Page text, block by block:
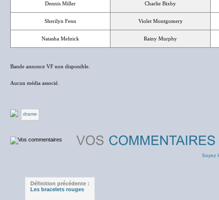
Dennis Miller Charlie Bixby
Sherilyn Fenn Violet Montgomery
Natasha Melnick Rainy Murphy
Bande annonce VF non disponible.
Aucun média associé.
drame
Soyez
Définition précédente :
Les bracelets rouges